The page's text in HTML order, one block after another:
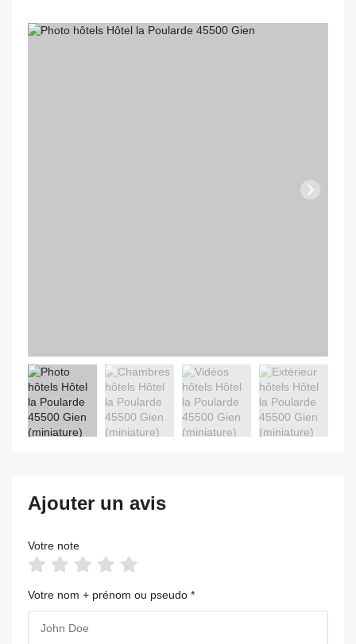
Ajouter un avis
Votre note
Votre nom + prénom ou pseudo *